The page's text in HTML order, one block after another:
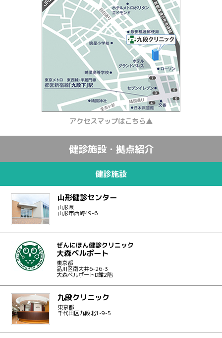
アクセスマップはこちら▲
健診施設・拠点紹介
健診施設
山形健診センター
山形県
山形市西崎49-6
ぜんにほん健診クリニック
大森ベルポート
東京都
品川区南大井6-26-3
大森ベルポートD館2階
九段クリニック
東京都
千代田区九段北1-9-5